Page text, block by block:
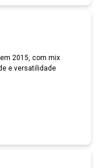
2015, com mix
e versatilidade